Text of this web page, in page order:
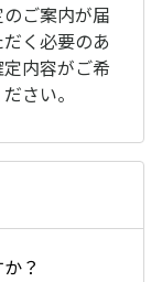
ご案内が届
く必要のあ
内容がご希
さい。
？